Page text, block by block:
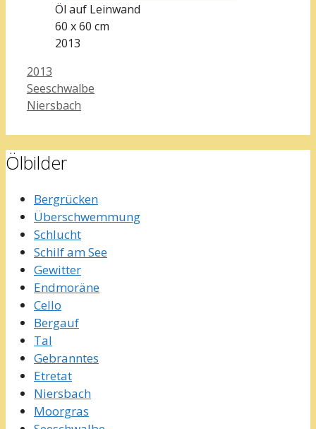
Öl auf Leinwand
60 x 60 cm
2013
Kategorien
2013
Seeschwalbe
Niersbach
Ölbilder
Bergrücken
Überschwemmung
Schlucht
Schilf am See
Gewitter
Endmoräne
Cello
Bergauf
Tal
Gebranntes
Etretat
Niersbach
Moorgras